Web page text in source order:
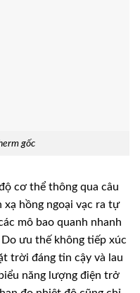
gốc
cơ thể thông qua câu
hồng ngoại vạc ra tự
mô bao quanh nhanh
ưu thế không tiếp xúc
trời đáng tin cậy và lau
năng lượng điện trở